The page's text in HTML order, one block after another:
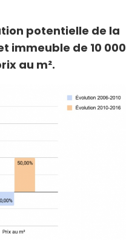
potentielle de la
immeuble de 10 000
au m².